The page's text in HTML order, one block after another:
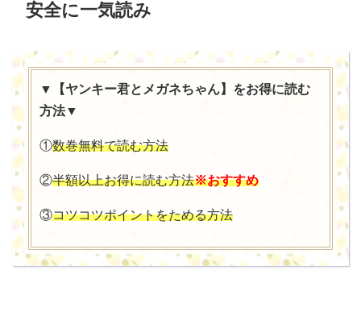
安全に一気読み
▼【ヤンキー君とメガネちゃん】をお得に読む
方法▼
①数巻無料で読む方法
②半額以上お得に読む方法※おすすめ
③コツコツポイントをためる方法